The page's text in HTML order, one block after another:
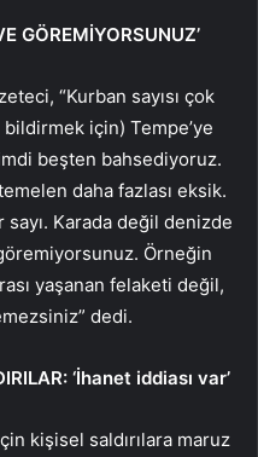
GÖREMİYORSUNUZ’
“Kurban sayısı çok
bildirmek için) Tempe’ye
beşten bahsediyoruz.
daha fazlası eksik.
Karada değil denizde
Örneğin
yaşanan felaketi değil,
dedi.
‘İhanet iddiası var’
kişisel saldırılara maruz